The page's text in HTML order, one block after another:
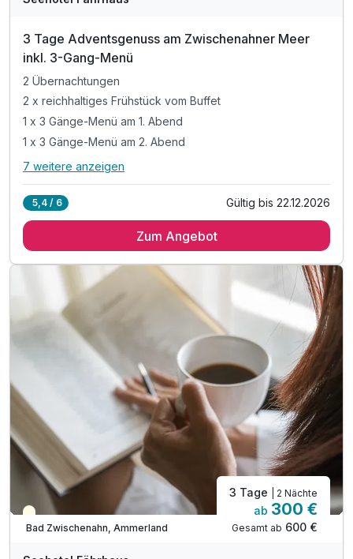
3 Tage Adventsgenuss am Zwischenahner Meer
inkl. 3-Gang-Menü
2 Übernachtungen
2 x reichhaltiges Frühstück vom Buffet
1 x 3 Gänge-Menü am 1. Abend
1 x 3 Gänge-Menü am 2. Abend
Alle Inklusivleistungen
2 x reichhaltiges Frühstück vom Buffet
1 x 3 Gänge-Menü am 2. Abend
1 x Christstollen mit einem Heißgetränk
inkl. Erholung in unsere Sauna
inkl. Auszeit in unserem Schwimmbad
inkl. kuscheliger Leihbademantel auf dem Zimmer
inkl. 1 Flasche Wasser auf dem Zimmer
inkl. Parkplatz nach Verfügbarkeit
inkl. W-Lan
7 weitere anzeigen
5,4 / 6 Gültig bis 22.12.2026
Zum Angebot
Teilweise ausgelastet
Bad Zwischenahn, Ammerland
3 Tage | 2 Nächte
ab 300 €
Gesamt ab 600 €